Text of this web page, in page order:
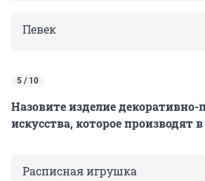
Певек
5 / 10
Назовите изделие декоративно-
искусства, которое производят
Расписная игрушка